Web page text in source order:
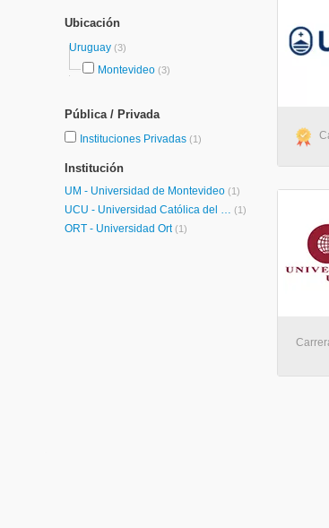
Ubicación
Uruguay (3)
Montevideo (3)
Pública / Privada
Instituciones Privadas (1)
Institución
UM - Universidad de Montevideo (1)
UCU - Universidad Católica del Uruguay (1)
ORT - Universidad Ort (1)